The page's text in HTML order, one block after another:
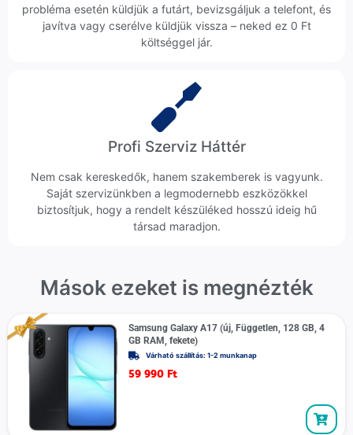
probléma esetén küldjük a futárt, bevizsgáljuk a telefont, és
javítva vagy cserélve küldjük vissza – neked ez 0 Ft
költséggel jár.
Profi Szerviz Háttér
Nem csak kereskedők, hanem szakemberek is vagyunk.
Saját szervizünkben a legmodernebb eszközökkel
biztosítjuk, hogy a rendelt készüléked hosszú ideig hű
társad maradjon.
Mások ezeket is megnézték
Samsung Galaxy A17 (új, Független, 128 GB, 4
GB RAM, fekete)
Várható szállítás: 1-2 munkanap
59 990 Ft